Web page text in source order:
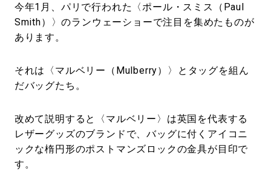
今年1月、パリで行われた〈ポール・スミス（Paul
Smith）〉のランウェーショーで注目を集めたものが
あります。
それは〈マルベリー（Mulberry）〉とタッグを組ん
だバッグたち。
改めて説明すると〈マルベリー〉は英国を代表する
レザーグッズのブランドで、バッグに付くアイコニ
ックな楕円形のポストマンズロックの金具が目印で
す。